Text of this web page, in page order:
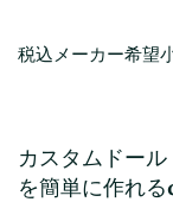
税込メーカー希望
カスタムドー
を簡単に作れる